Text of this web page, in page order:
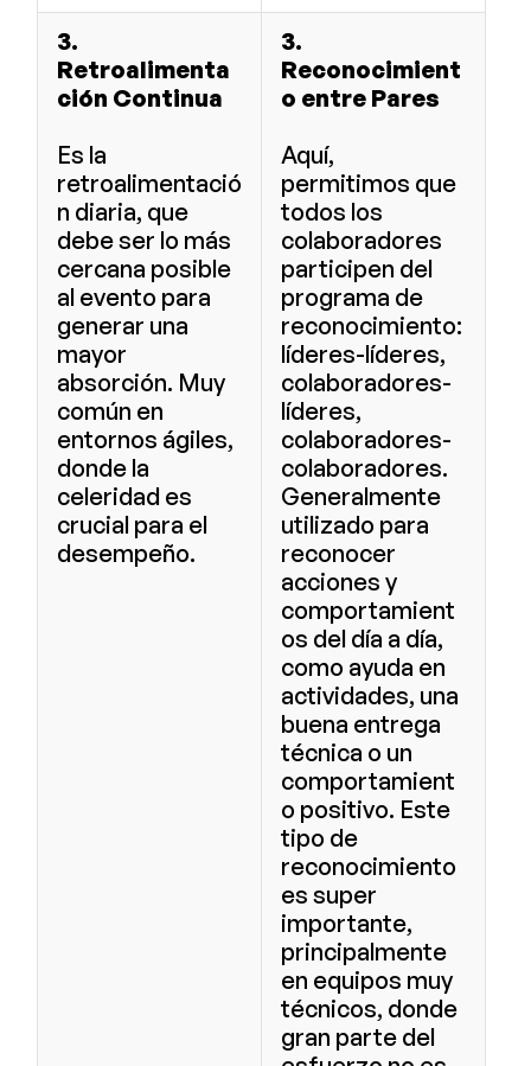
3.
Retroalimenta
ción Continua
Es la
retroalimentació
n diaria, que
debe ser lo más
cercana posible
al evento para
generar una
mayor
absorción. Muy
común en
entornos ágiles,
donde la
celeridad es
crucial para el
desempeño.
3.
Reconocimient
o entre Pares
Aquí,
permitimos que
todos los
colaboradores
participen del
programa de
reconocimiento:
líderes-líderes,
colaboradores-
líderes,
colaboradores-
colaboradores.
Generalmente
utilizado para
reconocer
acciones y
comportamient
os del día a día,
como ayuda en
actividades, una
buena entrega
técnica o un
comportamient
o positivo. Este
tipo de
reconocimiento
es super
importante,
principalmente
en equipos muy
técnicos, donde
gran parte del